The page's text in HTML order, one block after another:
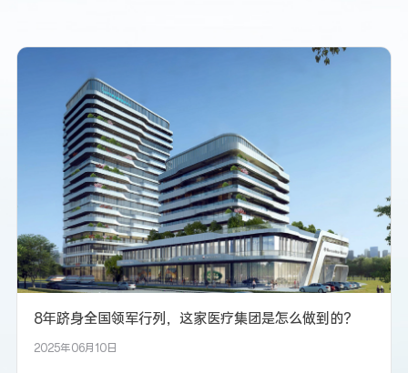
8年跻身全国领军行列，这家医疗集团是怎么做到的？
2025年06月10日